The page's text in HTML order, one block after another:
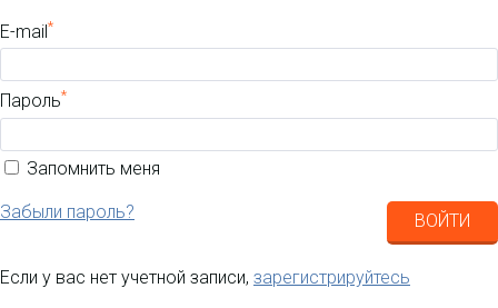
E-mail *
Пароль*
Запомнить меня
Забыли пароль? ВОЙТИ
Если у вас нет учетной записи, зарегистрируйтесь